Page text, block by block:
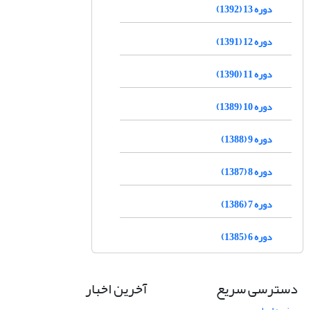
دوره 13 (1392)
دوره 12 (1391)
دوره 11 (1390)
دوره 10 (1389)
دوره 9 (1388)
دوره 8 (1387)
دوره 7 (1386)
دوره 6 (1385)
دسترسی سریع آخرین اخبار